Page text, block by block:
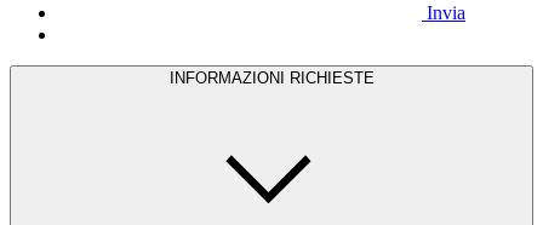
Invia
INFORMAZIONI RICHIESTE